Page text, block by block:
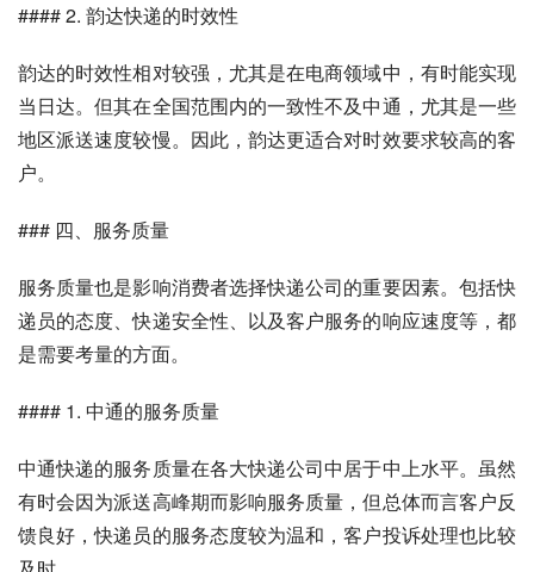
#### 2. 韵达快递的时效性
韵达的时效性相对较强，尤其是在电商领域中，有时能实现
当日达。但其在全国范围内的一致性不及中通，尤其是一些
地区派送速度较慢。因此，韵达更适合对时效要求较高的客
户。
### 四、服务质量
服务质量也是影响消费者选择快递公司的重要因素。包括快
递员的态度、快递安全性、以及客户服务的响应速度等，都
是需要考量的方面。
#### 1. 中通的服务质量
中通快递的服务质量在各大快递公司中居于中上水平。虽然
有时会因为派送高峰期而影响服务质量，但总体而言客户反
馈良好，快递员的服务态度较为温和，客户投诉处理也比较